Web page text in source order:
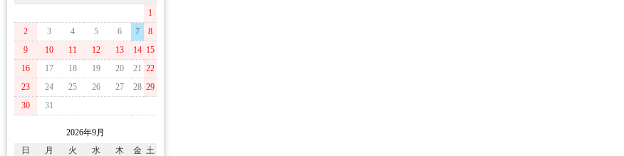
1
2
3 4 5 6 7
8
9
10 11 12 13 14 15
16
17 18 19 20 21 22
23
24 25 26 27 28 29
30
31
2026年9月
日
月 火 水 木 金 土